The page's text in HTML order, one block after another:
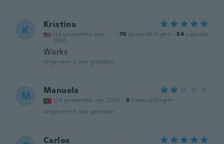
K Kristina
Lid geworden van
2020
· 76 beoordelingen · 54 uploads
Works
ongeveer 5 jaar geleden
M Manuela
Lid geworden van 2020 · 9 beoordelingen
ongeveer 5 jaar geleden
Carlos